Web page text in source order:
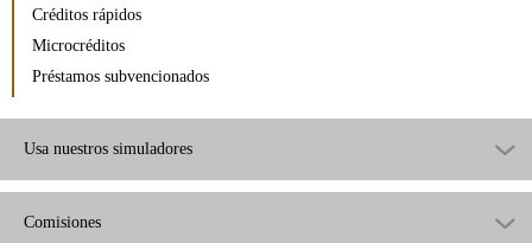
Créditos rápidos
Microcréditos
Préstamos subvencionados
Usa nuestros simuladores
Comisiones